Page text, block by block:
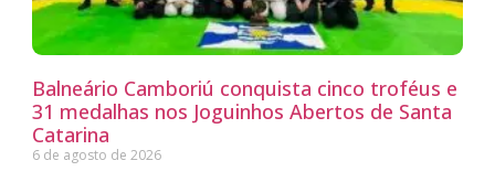
Balneário Camboriú conquista cinco troféus e
31 medalhas nos Joguinhos Abertos de Santa
Catarina
6 de agosto de 2026